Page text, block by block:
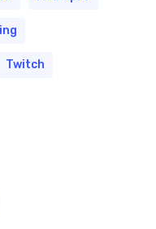
Twitch